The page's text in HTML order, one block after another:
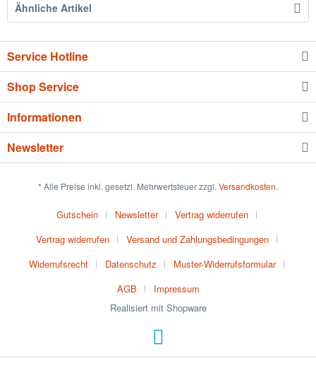
Ähnliche Artikel
Service Hotline
Shop Service
Informationen
Newsletter
* Alle Preise inkl. gesetzl. Mehrwertsteuer zzgl. Versandkosten.
Gutschein Newsletter
Vertrag widerrufen
Vertrag widerrufen
Versand und Zahlungsbedingungen
Widerrufsrecht
Datenschutz
Muster-Widerrufsformular
AGB
Impressum
Realisiert mit Shopware